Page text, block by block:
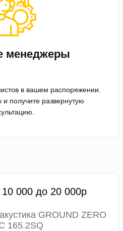
менеджеры
в вашем распоряжении.
получите развернутую
000 до 20 000р
GROUND ZERO
165.2SQ